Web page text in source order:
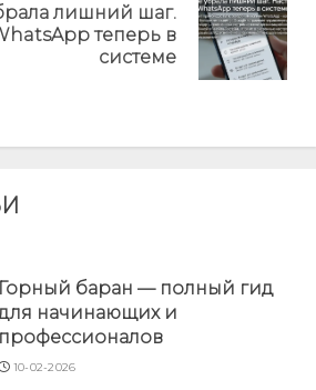
лишний шаг.
теперь в
системе
Горный баран — полный гид
начинающих и
профессионалов
10-02-2026